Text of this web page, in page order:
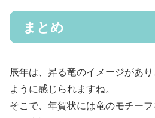
まとめ
辰年は、昇る竜のイメージがあ
ように感じられますね。
そこで、年賀状には竜のモチー